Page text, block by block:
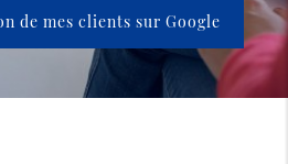
de mes clients sur Google